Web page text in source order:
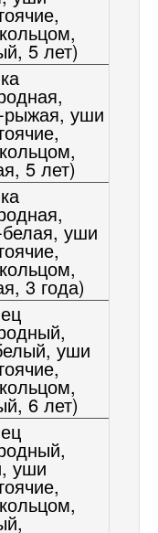
5 лет)
рыжая, уши
5 лет)
уши
3 года)
уши
6 лет)
уши